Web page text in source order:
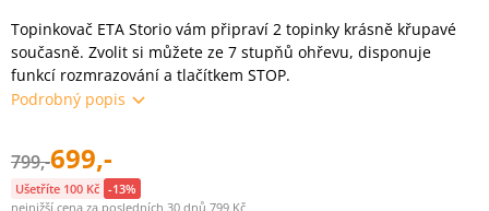
Topinkovač ETA Storio vám připraví 2 topinky krásně křupavé
současně. Zvolit si můžete ze 7 stupňů ohřevu, disponuje
funkcí rozmrazování a tlačítkem STOP.
Podrobný popis
799,-699,-
Ušetříte 100 Kč -13%
nejnižší cena za posledních 30 dnů 799 Kč